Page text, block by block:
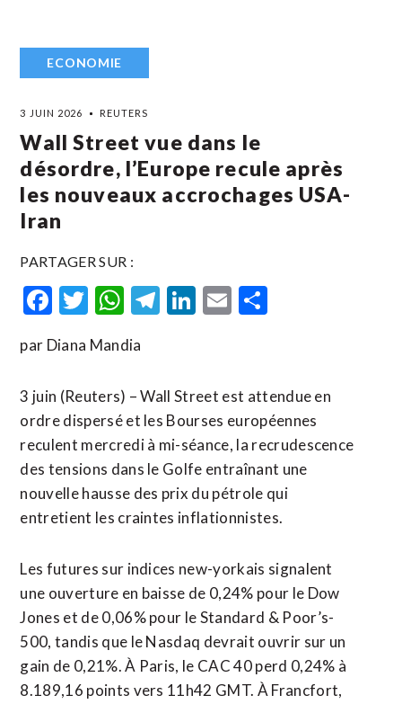
ECONOMIE
3 JUIN 2026 REUTERS
Wall Street vue dans le
désordre, l’Europe recule après
les nouveaux accrochages USA-
Iran
PARTAGER SUR :
Facebook
Twitter
WhatsApp
Telegram
LinkedIn
Email
par Diana Mandia
3 juin (Reuters) – Wall Street est attendue en
ordre dispersé et les Bourses européennes
reculent mercredi à mi-séance, la recrudescence
des tensions dans le Golfe entraînant une
nouvelle hausse des prix du pétrole qui
entretient les craintes inflationnistes.
Les futures sur indices new-yorkais signalent
une ouverture en baisse de 0,24% pour le Dow
Jones et de 0,06% pour le Standard & Poor’s-
500, tandis que le Nasdaq devrait ouvrir sur un
gain de 0,21%. À Paris, le CAC 40 perd 0,24% à
8.189,16 points vers 11h42 GMT. À Francfort,